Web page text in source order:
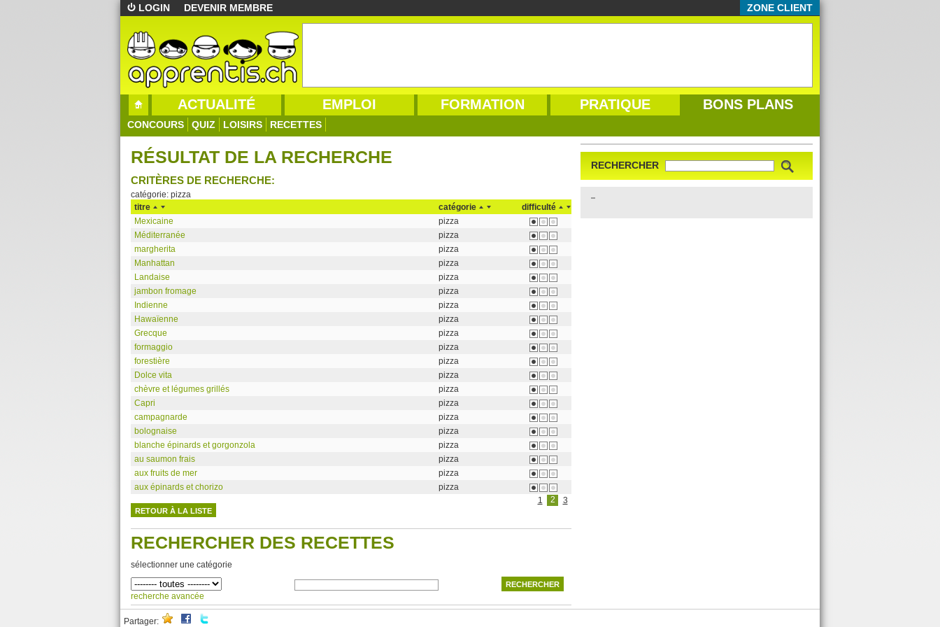
LOGIN DEVENIR MEMBRE ZONE CLIENT
ACTUALITÉ EMPLOI FORMATION PRATIQUE BONS PLANS
CONCOURS QUIZ LOISIRS RECETTES
RECHERCHER
RÉSULTAT DE LA RECHERCHE
CRITÈRES DE RECHERCHE:
catégorie: pizza
titre
catégorie
difficulté
Mexicaine
pizza
Méditerranée
pizza
margherita
pizza
Manhattan
pizza
Landaise
pizza
jambon fromage
pizza
Indienne
pizza
Hawaïenne
pizza
Grecque
pizza
formaggio
pizza
forestière
pizza
Dolce vita
pizza
chèvre et légumes grillés
pizza
Capri
pizza
campagnarde
pizza
bolognaise
pizza
blanche épinards et gorgonzola
pizza
au saumon frais
pizza
aux fruits de mer
pizza
aux épinards et chorizo
pizza
1
2 3
RETOUR À LA LISTE
RECHERCHER DES RECETTES
sélectionner une catégorie
recherche avancée
Partager: